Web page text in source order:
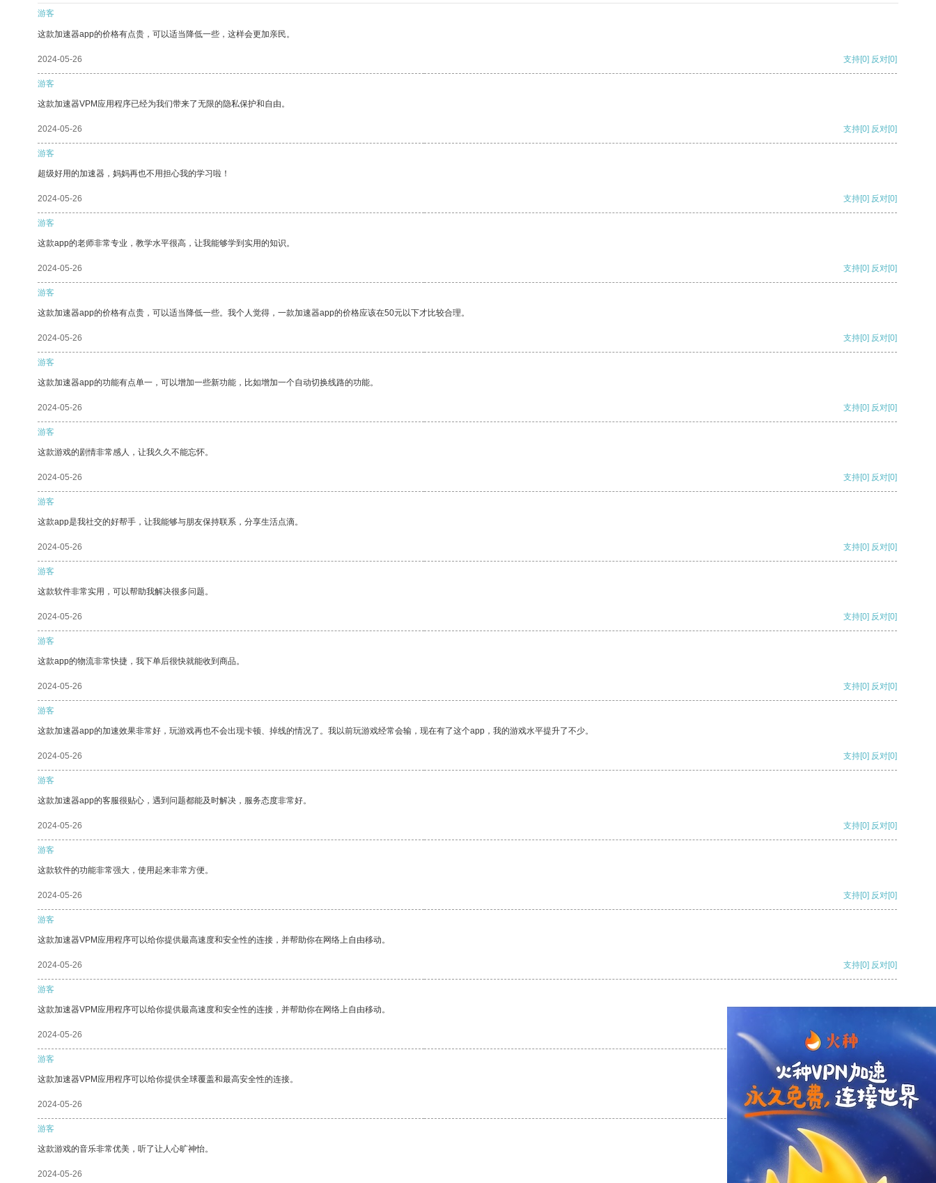
游客
这款加速器app的价格有点贵，可以适当降低一些，这样会更加亲民。
2024-05-26 支持[0] 反对[0]
游客
这款加速器VPM应用程序已经为我们带来了无限的隐私保护和自由。
2024-05-26 支持[0] 反对[0]
游客
超级好用的加速器，妈妈再也不用担心我的学习啦！
2024-05-26 支持[0] 反对[0]
游客
这款app的老师非常专业，教学水平很高，让我能够学到实用的知识。
2024-05-26 支持[0] 反对[0]
游客
这款加速器app的价格有点贵，可以适当降低一些。我个人觉得，一款加速器app的价格应该在50元以下才比较合理。
2024-05-26 支持[0] 反对[0]
游客
这款加速器app的功能有点单一，可以增加一些新功能，比如增加一个自动切换线路的功能。
2024-05-26 支持[0] 反对[0]
游客
这款游戏的剧情非常感人，让我久久不能忘怀。
2024-05-26 支持[0] 反对[0]
游客
这款app是我社交的好帮手，让我能够与朋友保持联系，分享生活点滴。
2024-05-26 支持[0] 反对[0]
游客
这款软件非常实用，可以帮助我解决很多问题。
2024-05-26 支持[0] 反对[0]
游客
这款app的物流非常快捷，我下单后很快就能收到商品。
2024-05-26 支持[0] 反对[0]
游客
这款加速器app的加速效果非常好，玩游戏再也不会出现卡顿、掉线的情况了。我以前玩游戏经常会输，现在有了这个app，我的游戏水平提升了不少。
2024-05-26 支持[0] 反对[0]
游客
这款加速器app的客服很贴心，遇到问题都能及时解决，服务态度非常好。
2024-05-26 支持[0] 反对[0]
游客
这款软件的功能非常强大，使用起来非常方便。
2024-05-26 支持[0] 反对[0]
游客
这款加速器VPM应用程序可以给你提供最高速度和安全性的连接，并帮助你在网络上自由移动。
2024-05-26 支持[0] 反对[0]
游客
这款加速器VPM应用程序可以给你提供最高速度和安全性的连接，并帮助你在网络上自由移动。
2024-05-26 支持
游客
这款加速器VPM应用程序可以给你提供全球覆盖和最高安全性的连接。
2024-05-26 支持[0] 反对[0]
游客
这款游戏的音乐非常优美，听了让人心旷神怡。
2024-05-26 支持[0] 反对[0]